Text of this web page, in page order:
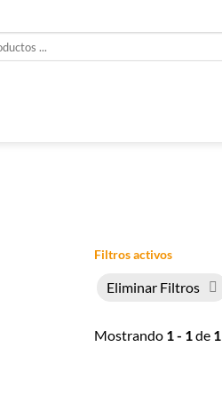
Filtros activos
Eliminar Filtros
Mostrando 1 - 1de 1